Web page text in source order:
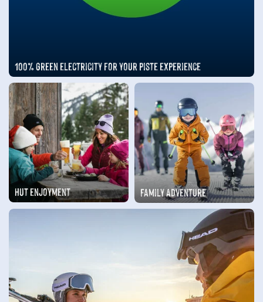
100% green electricity for your piste experience
Hut enjoyment Family Adventure